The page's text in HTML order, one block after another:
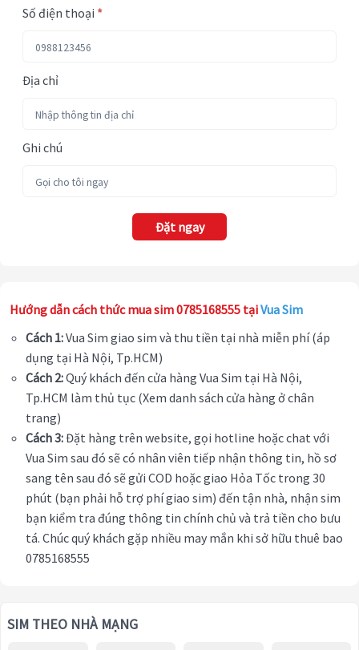
Số điện thoại *
Địa chỉ
Ghi chú
Đặt ngay
Hướng dẫn cách thức mua sim 0785168555 tạiVua Sim
Cách 1:Vua Sim giao sim và thu tiền tại nhà miễn phí (áp
dụng tại Hà Nội, Tp.HCM)
Cách 2:Quý khách đến cửa hàng Vua Sim tại Hà Nội,
Tp.HCM làm thủ tục (Xem danh sách cửa hàng ở chân
trang)
Cách 3:Đặt hàng trên website, gọi hotline hoặc chat với
Vua Sim sau đó sẽ có nhân viên tiếp nhận thông tin, hồ sơ
sang tên sau đó sẽ gửi COD hoặc giao Hỏa Tốc trong 30
phút (bạn phải hỗ trợ phí giao sim) đến tận nhà, nhận sim
bạn kiểm tra đúng thông tin chính chủ và trả tiền cho bưu
tá. Chúc quý khách gặp nhiều may mắn khi sở hữu thuê bao
0785168555
SIM THEO NHÀ MẠNG